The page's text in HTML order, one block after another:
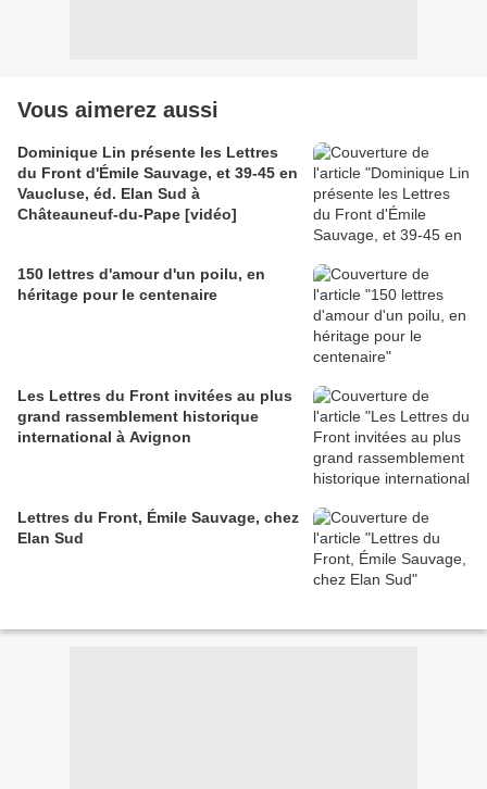
Vous aimerez aussi
Dominique Lin présente les Lettres
du Front d'Émile Sauvage, et 39-45 en
Vaucluse, éd. Elan Sud à
Châteauneuf-du-Pape [vidéo]
150 lettres d'amour d'un poilu, en
héritage pour le centenaire
Les Lettres du Front invitées au plus
grand rassemblement historique
international à Avignon
Lettres du Front, Émile Sauvage, chez
Elan Sud